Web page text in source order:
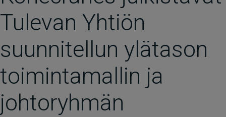
Tulevan Yhtiön
suunnitellun ylätason
toimintamallin ja
johtoryhmän